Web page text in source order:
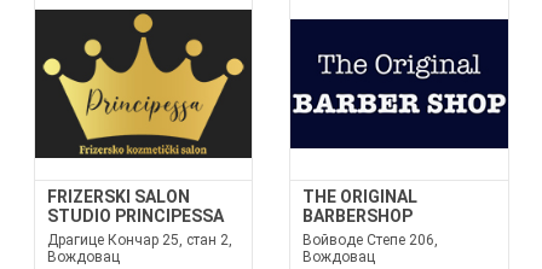
FRIZERSKI SALON
STUDIO PRINCIPESSA
Драгице Кончар 25, стан 2,
Вождовац
THE ORIGINAL
BARBERSHOP
Войводе Степе 206,
Вождовац